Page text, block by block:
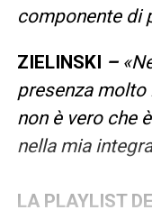
componente di
ZIELINSKI –
presenza
non è vero che
nella mia
LA PLAYLIST